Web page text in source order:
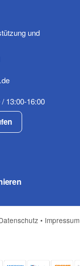
und
13:00-16:00
• Impressum